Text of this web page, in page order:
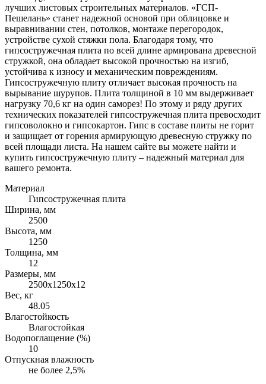
лучших листовых строительных материалов. «ГСП-
Пешелань» станет надежной основой при облицовке и
выравнивании стен, потолков, монтаже перегородок,
устройстве сухой стяжки пола. Благодаря тому, что
гипсостружечная плита по всей длине армирована древесной
стружкой, она обладает высокой прочностью на изгиб,
устойчива к износу и механическим повреждениям.
Гипсостружечную плиту отличает высокая прочность на
вырывание шурупов. Плита толщиной в 10 мм выдерживает
нагрузку 70,6 кг на один саморез! По этому и ряду других
технических показателей гипсостружечная плита превосходит
гипсоволокно и гипсокартон. Гипс в составе плиты не горит
и защищает от горения армирующую древесную стружку по
всей площади листа. На нашем сайте вы можете найти и
купить гипсостружечную плиту – надежный материал для
вашего ремонта.
Материал
Гипсостружечная плита
Ширина, мм
2500
Высота, мм
1250
Толщина, мм
12
Размеры, мм
2500х1250х12
Вес, кг
48.05
Влагостойкость
Влагостойкая
Водопоглащение (%)
10
Отпускная влажность
не более 2,5%